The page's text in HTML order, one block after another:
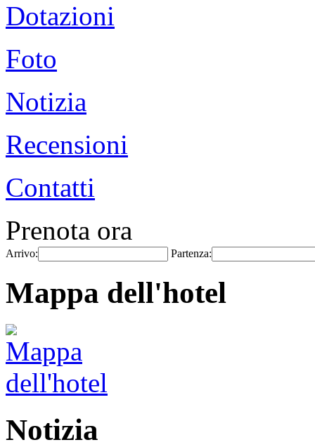
Dotazioni
Foto
Notizia
Recensioni
Contatti
Prenota ora
Arrivo: Partenza:
Mappa dell'hotel
Notizia